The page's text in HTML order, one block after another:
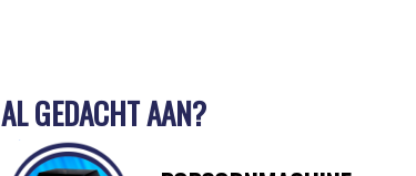
AL GEDACHT AAN?